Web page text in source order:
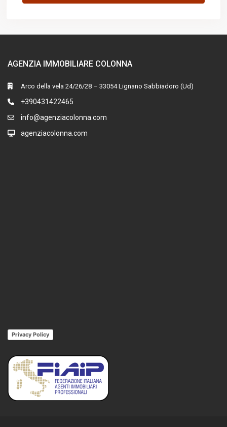
AGENZIA IMMOBILIARE COLONNA
Arco della vela 24/26/28 – 33054 Lignano Sabbiadoro (Ud)
+390431422465
info@agenziacolonna.com
agenziacolonna.com
Privacy Policy